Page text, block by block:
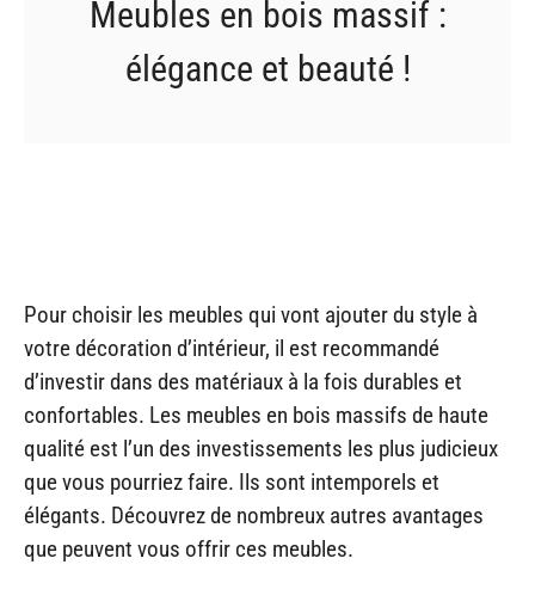
Meubles en bois massif :
élégance et beauté !
Pour choisir les meubles qui vont ajouter du style à
votre décoration d’intérieur, il est recommandé
d’investir dans des matériaux à la fois durables et
confortables. Les meubles en bois massifs de haute
qualité est l’un des investissements les plus judicieux
que vous pourriez faire. Ils sont intemporels et
élégants. Découvrez de nombreux autres avantages
que peuvent vous offrir ces meubles.